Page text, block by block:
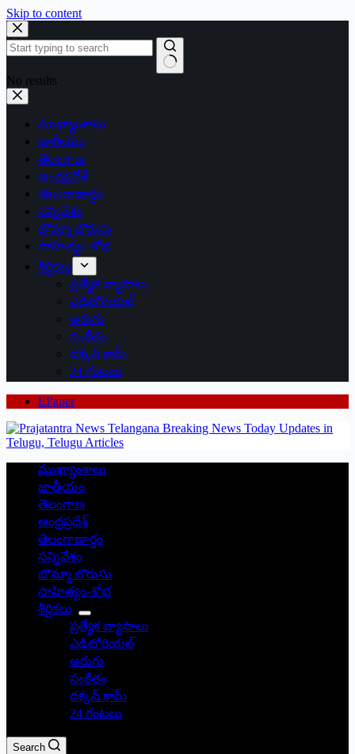
Skip to content
No results
ముఖ్యాంశాలు
జాతీయం
తెలంగాణ
ఆంధ్రప్రదేశ్
తెలంగాణార్థం
సన్నివేశం
బొమ్మా బొరుసు
సాహిత్యం-శోభ
శీర్షికలు
ప్రత్యేక వ్యాసాలు
ఎడిటోరియల్
అరుగు
సంకేతం
దక్కన్.కామ్
24 గంటలు
EPaper
ముఖ్యాంశాలు
జాతీయం
తెలంగాణ
ఆంధ్రప్రదేశ్
తెలంగాణార్థం
సన్నివేశం
బొమ్మా బొరుసు
సాహిత్యం-శోభ
శీర్షికలు
ప్రత్యేక వ్యాసాలు
ఎడిటోరియల్
అరుగు
సంకేతం
దక్కన్.కామ్
24 గంటలు
Search